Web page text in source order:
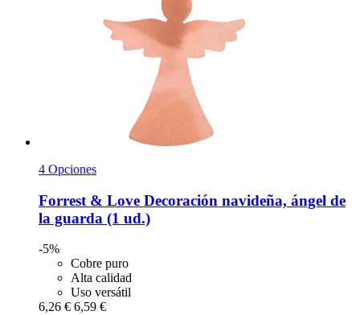
4 Opciones
Forrest & Love Decoración navideña, ángel de
la guarda (1 ud.)
-5%
Cobre puro
Alta calidad
Uso versátil
6,26 € 6,59 €